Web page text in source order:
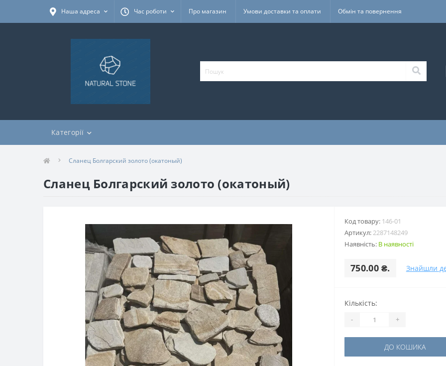
Наша адреса Час роботи Про магазин Умови доставки та оплати Обмін та повернення
Категорії
Сланец Болгарский золото (окатоный)
Сланец Болгарский золото (окатоный)
Код товару: 146-01
Артикул: 2287148249
Наявність: В наявності
750.00 ₴. Знайшли
Кількість:
- +
ДО КОШИКА